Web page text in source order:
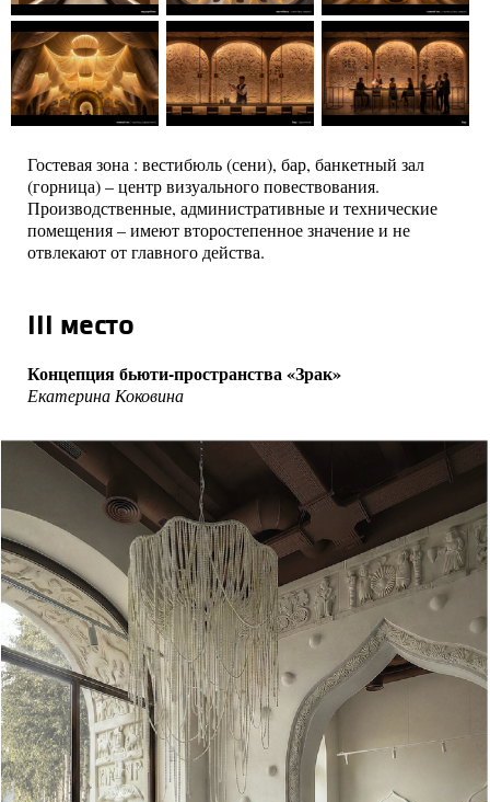
Гостевая зона : вестибюль (сени), бар, банкетный зал
(горница) – центр визуального повествования.
Производственные, административные и технические
помещения – имеют второстепенное значение и не
отвлекают от главного действа.
III место
Концепция бьюти-пространства «Зрак»
Екатерина Коковина